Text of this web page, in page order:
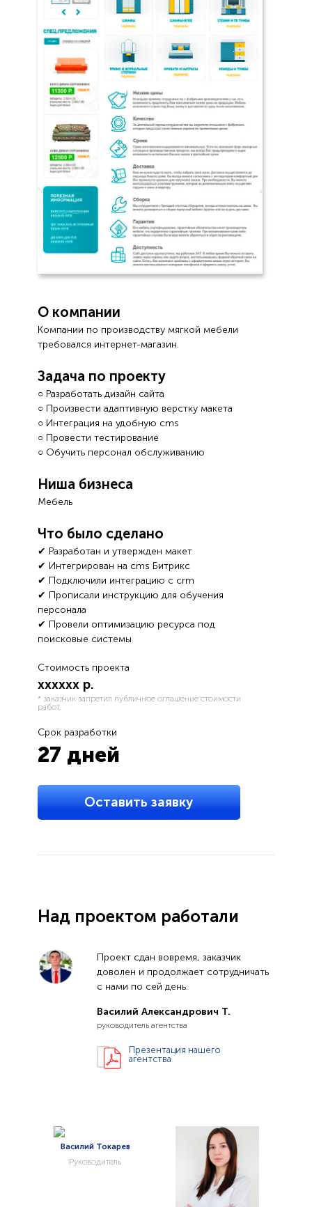
О компании
Компании по производству мягкой мебели
требовался интернет-магазин.
Задача по проекту
○ Разработать дизайн сайта
○ Произвести адаптивную верстку макета
○ Интеграция на удобную cms
○ Провести тестирование
○ Обучить персонал обслуживанию
Ниша бизнеса
Мебель
Что было сделано
✔ Разработан и утвержден макет
✔ Интегрирован на cms Битрикс
✔ Подключили интеграцию с crm
✔ Прописали инструкцию для обучения
персонала
✔ Провели оптимизацию ресурса под
поисковые системы
Стоимость проекта
хххххх р.
* заказчик запретил публичное оглашение стоимости
работ.
Срок разработки
27 дней
Оставить заявку
Над проектом работали
Проект сдан вовремя, заказчик
доволен и продолжает сотрудничать
с нами по сей день.
Василий Александрович Т.
руководитель агентства
Презентация нашего
агентства